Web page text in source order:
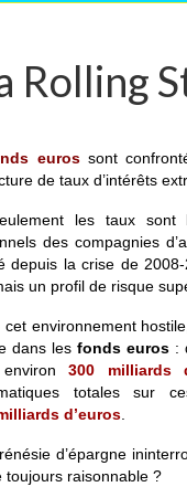
Rolling
eurossont
de taux d’intérêts
les taux
des compagnies
depuis la crise de
un profil de risque
cet environnement
dans lesfonds euros :
environ300 milliards
totales sur
d’euros.
d’épargne
toujours raisonnable ?